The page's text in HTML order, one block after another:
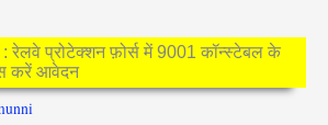
रेलवे प्रोटेक्शन फ़ोर्स में 9001 कॉन्स्टेबल के
करें आवेदन